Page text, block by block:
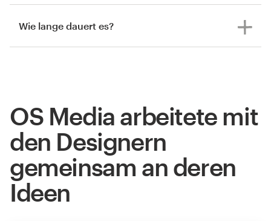
Wie lange dauert es?
OS Media arbeitete mit
den Designern
gemeinsam an deren
Ideen